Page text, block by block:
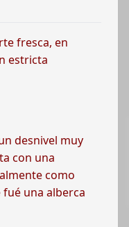
fresca, en
estricta
desnivel muy
con una
como
fué una alberca